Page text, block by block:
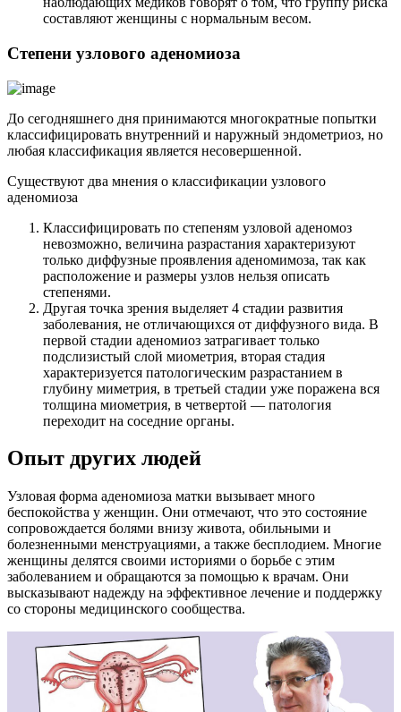
составляют женщины с нормальным весом.
Степени узлового аденомиоза
До сегодняшнего дня принимаются многократные попытки
классифицировать внутренний и наружный эндометриоз, но
любая классификация является несовершенной.
Существуют два мнения о классификации узлового
аденомиоза
Классифицировать по степеням узловой аденомоз
невозможно, величина разрастания характеризуют
только диффузные проявления аденомимоза, так как
расположение и размеры узлов нельзя описать
степенями.
Другая точка зрения выделяет 4 стадии развития
заболевания, не отличающихся от диффузного вида. В
первой стадии аденомиоз затрагивает только
подслизистый слой миометрия, вторая стадия
характеризуется патологическим разрастанием в
глубину миметрия, в третьей стадии уже поражена вся
толщина миометрия, в четвертой — патология
переходит на соседние органы.
Опыт других людей
Узловая форма аденомиоза матки вызывает много
беспокойства у женщин. Они отмечают, что это состояние
сопровождается болями внизу живота, обильными и
болезненными менструациями, а также бесплодием. Многие
женщины делятся своими историями о борьбе с этим
заболеванием и обращаются за помощью к врачам. Они
высказывают надежду на эффективное лечение и поддержку
со стороны медицинского сообщества.